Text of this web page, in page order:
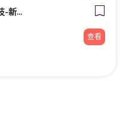
FOOTDISC富足康科技-新光三越-桃園站前店
查看